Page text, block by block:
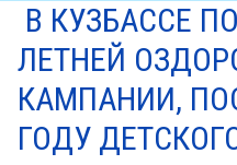
В КУЗБАССЕ
ЛЕТНЕЙ
КАМПАНИИ,
ГОДУ